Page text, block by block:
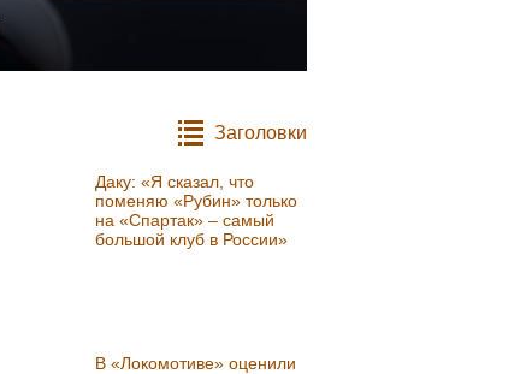
Заголовки
Даку: «Я сказал, что
поменяю «Рубин» только
на «Спартак» – самый
большой клуб в России»
В «Локомотиве» оценили